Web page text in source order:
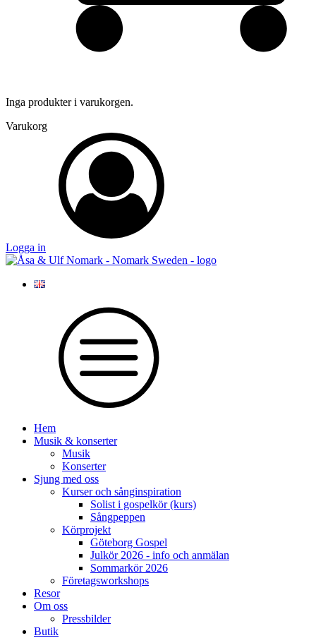
Inga produkter i varukorgen.
Varukorg
Logga in
Hem
Musik & konserter
Musik
Konserter
Sjung med oss
Kurser och sånginspiration
Solist i gospelkör (kurs)
Sångpeppen
Körprojekt
Göteborg Gospel
Julkör 2026 - info och anmälan
Sommarkör 2026
Företagsworkshops
Resor
Om oss
Pressbilder
Butik